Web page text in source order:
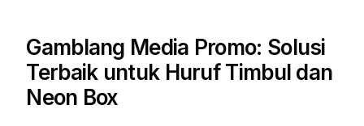
Gamblang Media Promo: Solusi
Terbaik untuk Huruf Timbul dan
Neon Box